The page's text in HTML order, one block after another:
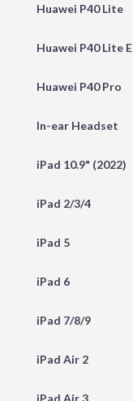
Huawei P40 Lite
Huawei P40 Lite E
Huawei P40 Pro
In-ear Headset
iPad 10.9" (2022)
iPad 2/3/4
iPad 5
iPad 6
iPad 7/8/9
iPad Air 2
iPad Air 3